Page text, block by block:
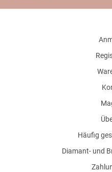
Häufig
Diamant- und